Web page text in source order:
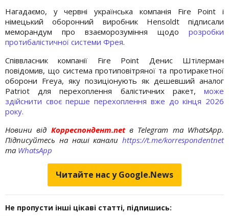
Нагадаємо, у червні українська компанія Fire Point і
німецький оборонний виробник Hensoldt підписали
меморандум про взаєморозуміння щодо розробки
протибалістичної системи Фрея.
Співвласник компанії Fire Point Денис Штілерман
повідомив, що система протиповітряної та протиракетної
оборони Freya, яку позиціонують як дешевший аналог
Patriot для перехоплення балістичних ракет, може
здійснити своє перше перехоплення вже до кінця 2026
року.
Новини від Корреспондент.netв Telegram та WhatsApp.
Підписуйтесь на наші канали https://t.me/korrespondentnet
та WhatsApp
Читайте нас у Google.News
Не пропусти інші цікаві статті, підпишись: